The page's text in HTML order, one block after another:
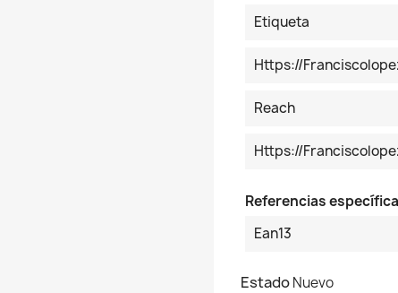
Etiqueta
Https://
Reach
Https://
Referencias
Ean13
EstadoNuevo